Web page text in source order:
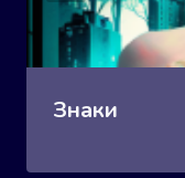
Знаки